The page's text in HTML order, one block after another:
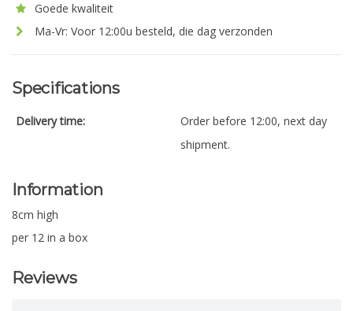
Goede kwaliteit
Ma-Vr: Voor 12:00u besteld, die dag verzonden
Specifications
Delivery time:
Order before 12:00, next day
shipment.
Information
8cm high
per 12 in a box
Reviews